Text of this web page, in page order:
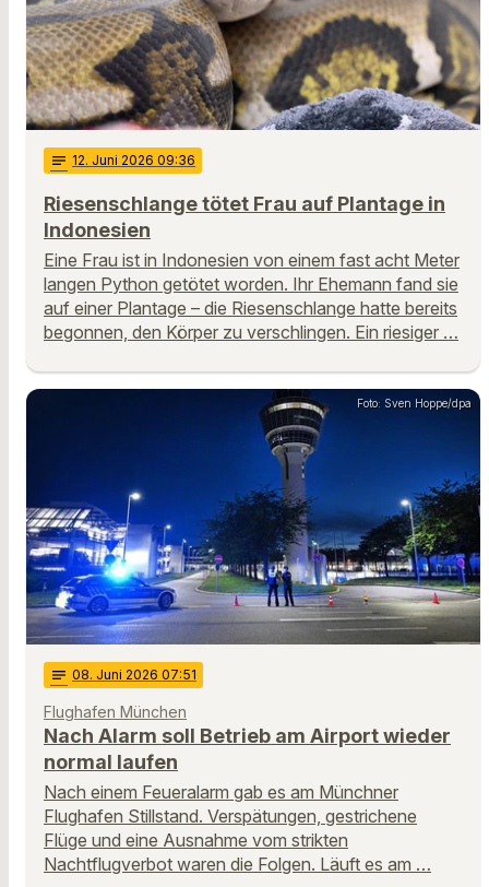
notes 12. Juni 2026 09:36
Riesenschlange tötet Frau auf Plantage in
Indonesien
Eine Frau ist in Indonesien von einem fast acht Meter
langen Python getötet worden. Ihr Ehemann fand sie
auf einer Plantage – die Riesenschlange hatte bereits
begonnen, den Körper zu verschlingen. Ein riesiger …
Foto: Sven Hoppe/dpa
notes 08. Juni 2026 07:51
Flughafen München
Nach Alarm soll Betrieb am Airport wieder
normal laufen
Nach einem Feueralarm gab es am Münchner
Flughafen Stillstand. Verspätungen, gestrichene
Flüge und eine Ausnahme vom strikten
Nachtflugverbot waren die Folgen. Läuft es am …